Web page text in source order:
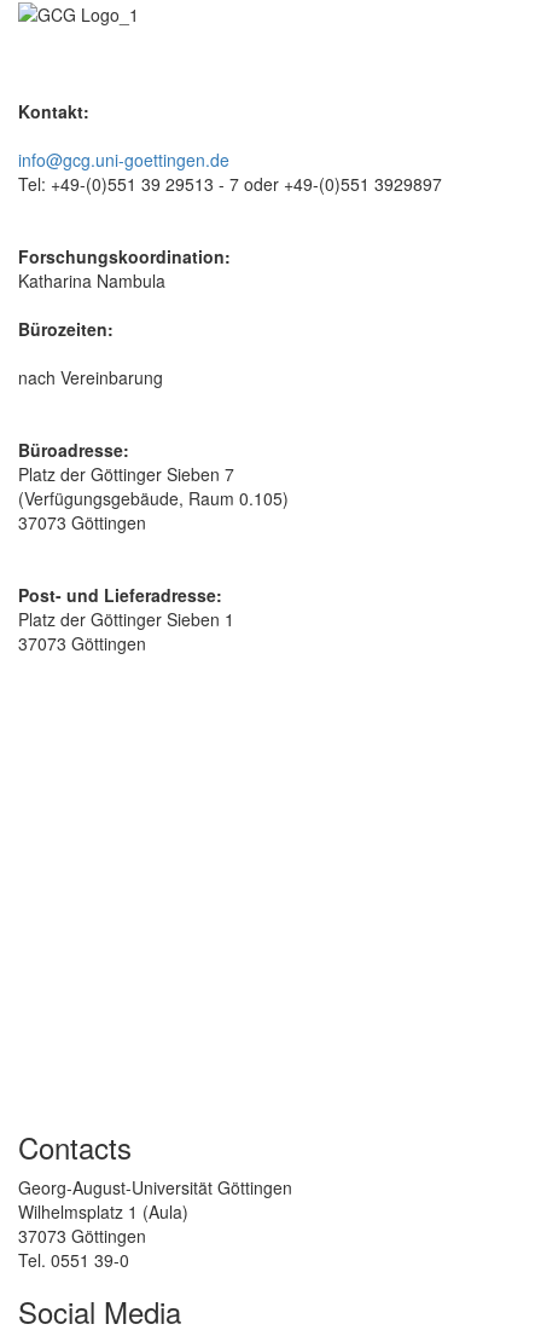
Kontakt:
info@gcg.uni-goettingen.de
Tel: +49-(0)551 39 29513 - 7 oder +49-(0)551 3929897
Forschungskoordination:
Katharina Nambula
Bürozeiten:
nach Vereinbarung
Büroadresse:
Platz der Göttinger Sieben 7
(Verfügungsgebäude, Raum 0.105)
37073 Göttingen
Post- und Lieferadresse:
Platz der Göttinger Sieben 1
37073 Göttingen
Contacts
Georg-August-Universität Göttingen
Wilhelmsplatz 1 (Aula)
37073 Göttingen
Tel. 0551 39-0
Social Media